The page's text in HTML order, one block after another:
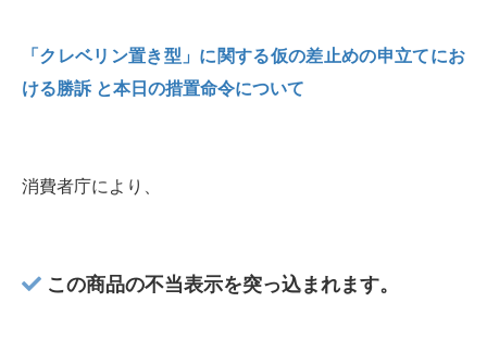
「クレベリン置き型」に関する仮の差止めの申立てにお
ける勝訴 と本日の措置命令について
消費者庁により、
この商品の不当表示を突っ込まれます。